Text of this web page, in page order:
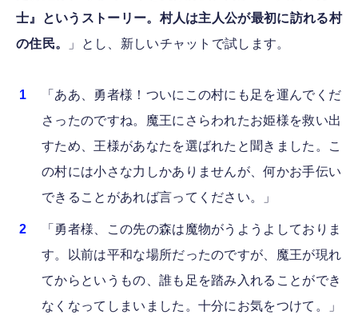
士』というストーリー。村人は主人公が最初に訪れる村
の住民。
」とし、新しいチャットで試します。
「ああ、勇者様！ついにこの村にも足を運んでくだ
さったのですね。魔王にさらわれたお姫様を救い出
すため、王様があなたを選ばれたと聞きました。こ
の村には小さな力しかありませんが、何かお手伝い
できることがあれば言ってください。」
「勇者様、この先の森は魔物がうようよしておりま
す。以前は平和な場所だったのですが、魔王が現れ
てからというもの、誰も足を踏み入れることができ
なくなってしまいました。十分にお気をつけて。」